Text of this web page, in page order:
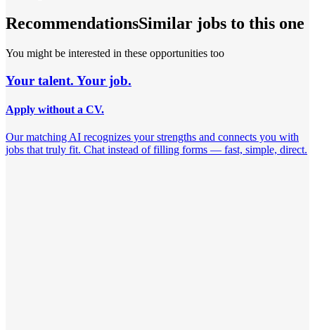
RecommendationsSimilar jobs to this one
You might be interested in these opportunities too
Your talent. Your job.
Apply without a CV.
Our matching AI recognizes your strengths and connects you with
jobs that truly fit. Chat instead of filling forms — fast, simple, direct.